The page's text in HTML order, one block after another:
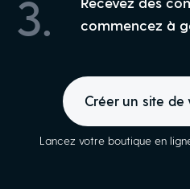
3.
commencez à
Créer un site de
Lancez votre boutique en